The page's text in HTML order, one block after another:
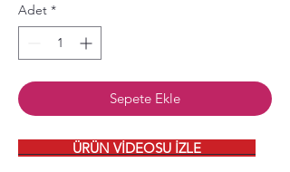
Adet *
Sepete Ekle
ÜRÜN VİDEOSU İZLE